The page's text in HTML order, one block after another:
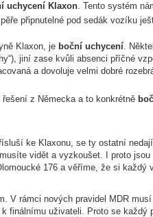
uchycení Klaxon. Tento systém
připnutelné pod sedák vozíku
Klaxon, je boční uchycení.
jiní zase kvůli absenci příčné
a dovoluje velmi dobré
z Německa a to konkrétně
ke Klaxonu, se ty ostatní
vidět a vyzkoušet. I proto jsou
176 a věříme, že si každý
V rámci nových pravidel MDR
finálnímu uživateli. Proto se každý